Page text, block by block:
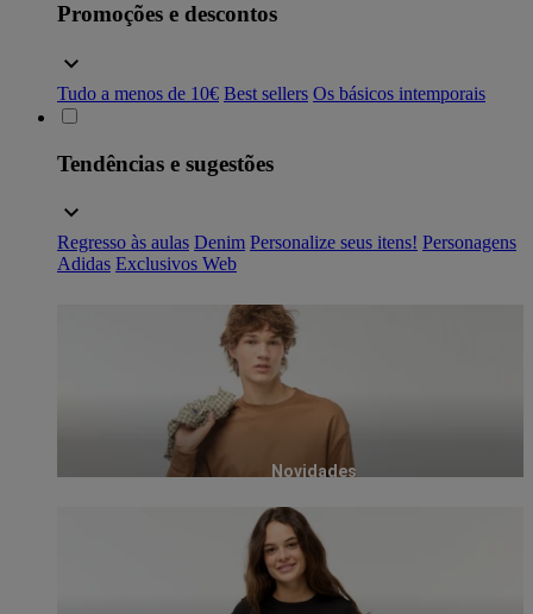
Promoções e descontos
Tudo a menos de 10€ Best sellers Os básicos intemporais
Tendências e sugestões
Regresso às aulas Denim Personalize seus itens! Personagens
Adidas Exclusivos Web
Novidades